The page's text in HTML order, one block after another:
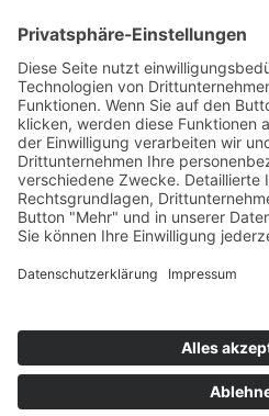
Carl-Oelemann-Weg 5
61231 Bad Nauheim
Anmeldung
Bekanntgabe freigeschaltet.